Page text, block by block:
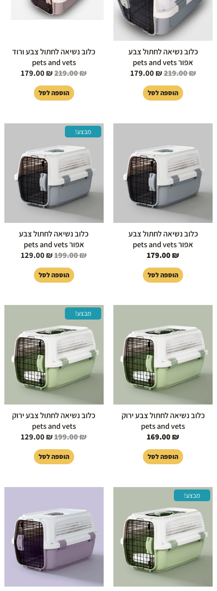
כלוב נשיאה לחתול צבע
אפור pets and vets
219.00₪
179.00 ₪
הוספה לסל
כלוב נשיאה לחתול צבע ורוד
pets and vets
219.00₪
179.00 ₪
הוספה לסל
כלוב נשיאה לחתול צבע
אפור pets and vets
179.00₪
הוספה לסל
מבצע!
כלוב נשיאה לחתול צבע
אפור pets and vets
199.00₪
היה:
199.00 ₪.
129.00 ₪
₪.
הוספה לסל
כלוב נשיאה לחתול צבע ירוק
pets and vets
169.00₪
הוספה לסל
מבצע!
כלוב נשיאה לחתול צבע ירוק
pets and vets
199.00₪
היה:
199.00 ₪.
129.00 ₪
₪.
הוספה לסל
מבצע!
היה:
219.00 ₪.
179.00 ₪.